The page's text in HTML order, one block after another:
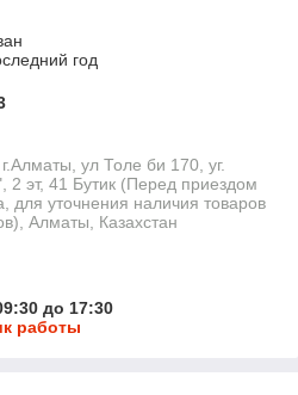
год
ул Толе би 170, уг.
2 эт, 41 Бутик (Перед приездом
для уточнения наличия товаров
Алматы, Казахстан
до 17:30
работы